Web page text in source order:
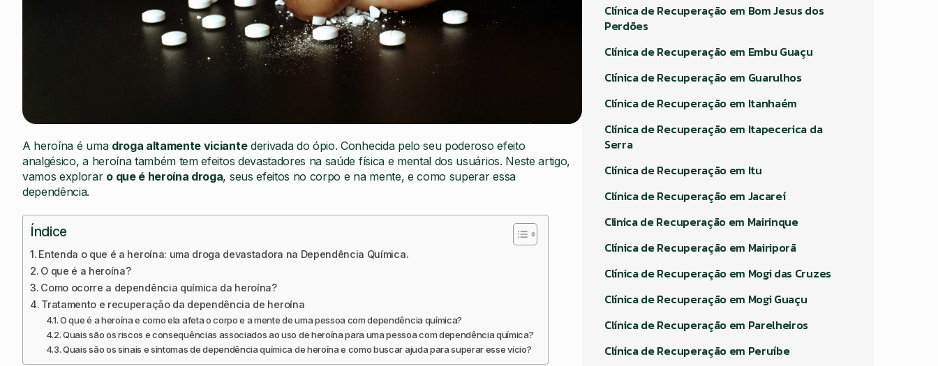
A heroína é uma droga altamente viciantederivada do ópio. Conhecida pelo seu poderoso efeito
analgésico, a heroína também tem efeitos devastadores na saúde física e mental dos usuários. Neste artigo,
vamos explorar o que é heroína droga, seus efeitos no corpo e na mente, e como superar essa
dependência.
Índice
Entenda o que é a heroína: uma droga devastadora na Dependência Química.
O que é a heroína?
Como ocorre a dependência química da heroína?
Tratamento e recuperação da dependência de heroína
O que é a heroína e como ela afeta o corpo e a mente de uma pessoa com dependência química?
Quais são os riscos e consequências associados ao uso de heroína para uma pessoa com dependência química?
Quais são os sinais e sintomas de dependência química de heroína e como buscar ajuda para superar esse vício?
Clínica de Recuperação em Bom Jesus dos
Perdões
Clínica de Recuperação em Embu Guaçu
Clínica de Recuperação em Guarulhos
Clínica de Recuperação em Itanhaém
Clínica de Recuperação em Itapecerica da
Serra
Clínica de Recuperação em Itu
Clínica de Recuperação em Jacareí
Clinica de Recuperação em Mairinque
Clínica de Recuperação em Mairiporã
Clínica de Recuperação em Mogi das Cruzes
Clínica de Recuperação em Mogi Guaçu
Clínica de Recuperação em Parelheiros
Clínica de Recuperação em Peruíbe